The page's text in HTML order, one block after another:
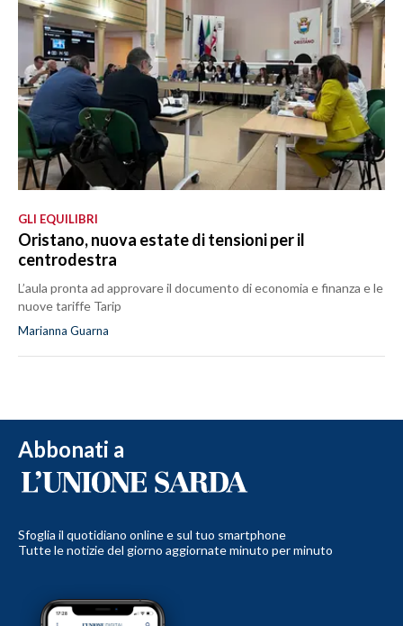
GLI EQUILIBRI
Oristano, nuova estate di tensioni per il
centrodestra
L’aula pronta ad approvare il documento di economia e finanza e le
nuove tariffe Tarip
Marianna Guarna
Abbonati a
Sfoglia il quotidiano online e sul tuo smartphone
Tutte le notizie del giorno aggiornate minuto per minuto